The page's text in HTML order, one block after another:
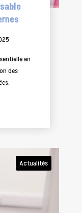
en
des
Actualités